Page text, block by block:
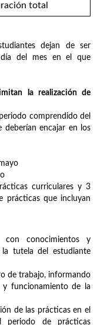
total
dejan de ser
del mes en el que
la realización de
comprendido del
deberían encajar en los
curriculares y 3
prácticas que incluyan
con conocimientos y
la tutela del estudiante
de trabajo, informando
y funcionamiento de la
de las prácticas en el
de prácticas